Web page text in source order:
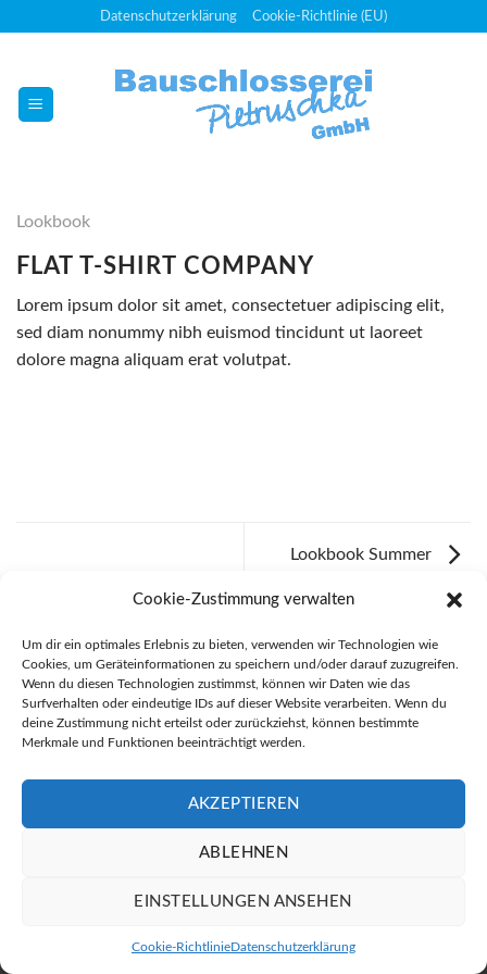
Cookie-Zustimmung verwalten
Um dir ein optimales Erlebnis zu bieten, verwenden wir Technologien wie
Cookies, um Geräteinformationen zu speichern und/oder darauf zuzugreifen.
Wenn du diesen Technologien zustimmst, können wir Daten wie das
Surfverhalten oder eindeutige IDs auf dieser Website verarbeiten. Wenn du
deine Zustimmung nicht erteilst oder zurückziehst, können bestimmte
Merkmale und Funktionen beeinträchtigt werden.
AKZEPTIEREN
ABLEHNEN
EINSTELLUNGEN ANSEHEN
Cookie-RichtlinieDatenschutzerklärung
Datenschutzerklärung Cookie-Richtlinie (EU)
Lookbook
FLAT T-SHIRT COMPANY
Lorem ipsum dolor sit amet, consectetuer adipiscing elit,
sed diam nonummy nibh euismod tincidunt ut laoreet
dolore magna aliquam erat volutpat.
Lookbook Summer
LOOKBOOK SUMMER
Bauschlosserei Pietruschka GmbH2026 ©
webdesign: itd weidlich.